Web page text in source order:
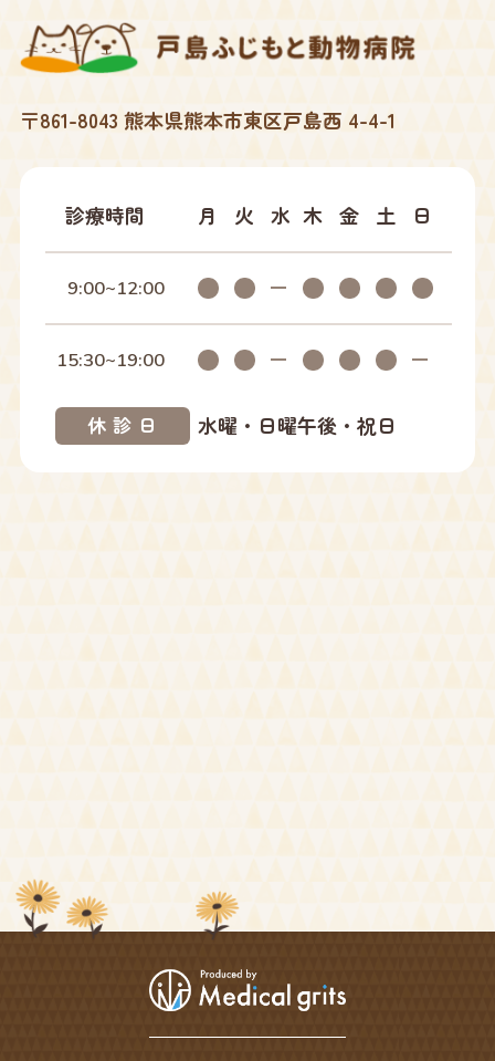
〒861-8043 熊本県熊本市東区戸島西 4-4-1
診療時間 月 火 水 木 金 土 日
9:00~12:00
15:30~19:00
休診日 水曜・日曜午後・祝日